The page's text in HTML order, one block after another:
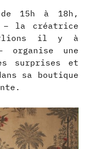
de 15h à 18h,
– la créatrice
il y à
organise une
surprises et
sa boutique